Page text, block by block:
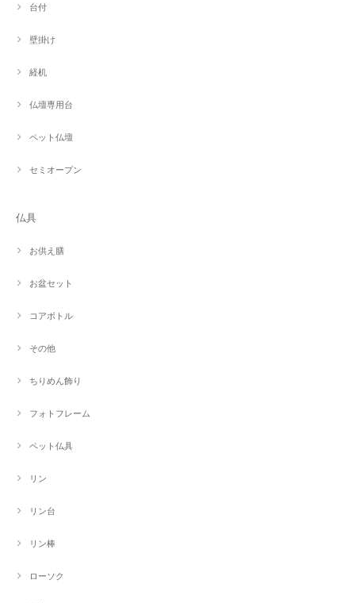
台付
壁掛け
経机
仏壇専用台
ペット仏壇
セミオープン
仏具
お供え膳
お盆セット
コアボトル
その他
ちりめん飾り
フォトフレーム
ペット仏具
リン
リン台
リン棒
ローソク